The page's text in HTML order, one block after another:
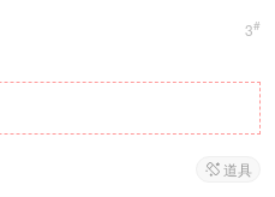
3#
 道具